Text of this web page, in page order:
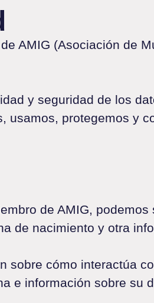
AMIG (Asociación de
y seguridad de los
protegemos y
de AMIG,
de nacimiento y otra
sobre cómo interactúa
e información sobre su